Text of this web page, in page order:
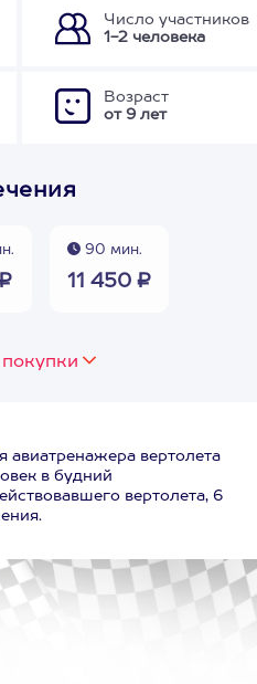
Число участников
1-2 человека
Возраст
от 9 лет
90 мин.
11 450 ₽
авиатренажера вертолета
в будний
вертолета, 6